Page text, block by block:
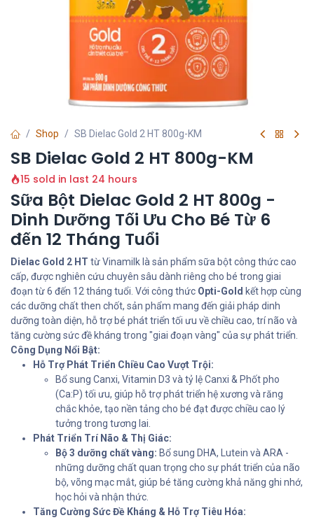
Shop SB Dielac Gold 2 HT 800g-KM
SB Dielac Gold 2 HT 800g-KM
15 sold in last 24 hours
Sữa Bột Dielac Gold 2 HT 800g -
Dinh Dưỡng Tối Ưu Cho Bé Từ 6
đến 12 Tháng Tuổi
Dielac Gold 2 HT từ Vinamilk là sản phẩm sữa bột công thức cao
cấp, được nghiên cứu chuyên sâu dành riêng cho bé trong giai
đoạn từ 6 đến 12 tháng tuổi. Với công thức Opti-Gold kết hợp cùng
các dưỡng chất then chốt, sản phẩm mang đến giải pháp dinh
dưỡng toàn diện, hỗ trợ bé phát triển tối ưu về chiều cao, trí não và
tăng cường sức đề kháng trong "giai đoạn vàng" của sự phát triển.
Công Dụng Nổi Bật:
Hỗ Trợ Phát Triển Chiều Cao Vượt Trội:
Bổ sung Canxi, Vitamin D3 và tỷ lệ Canxi & Phốt pho
(Ca:P) tối ưu, giúp hỗ trợ phát triển hệ xương và răng
chắc khỏe, tạo nền tảng cho bé đạt được chiều cao lý
tưởng trong tương lai.
Phát Triển Trí Não & Thị Giác:
Bộ 3 dưỡng chất vàng: Bổ sung DHA, Lutein và ARA -
những dưỡng chất quan trọng cho sự phát triển của não
bộ, võng mạc mắt, giúp bé tăng cường khả năng ghi nhớ,
học hỏi và nhận thức.
Tăng Cường Sức Đề Kháng & Hỗ Trợ Tiêu Hóa: